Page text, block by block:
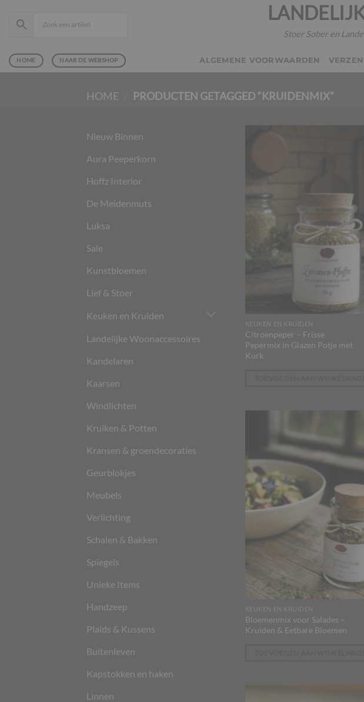
naar
Stoer Sober en
HOME NAAR DE WEBSHOP ALGEMENE VOORWAARDEN
HOME PRODUCTEN GETAGGED “KRUIDENMIX”
Nieuw Binnen
Aura Peeperkorn
Hoffz Interior
De Meidenmuts
Luksa
Sale
Kunstbloemen
Lief & Stoer
Keuken en Kruiden
Landelijke Woonaccessoires
Kandelaren
Kaarsen
Windlichten
Kruiken & Potten
Kransen & groendecoraties
Geurblokjes
Meubels
Verlichting
Schalen & Bakken
Spiegels
Unieke Items
Handzeep
Plaids & Kussens
Buitenleven
Kapstokken en haken
Linnen
KEUKEN EN KRUIDEN
Citroenpeper – Frisse
Pepermix in Glazen Potje met
Kurk
KEUKEN EN KRUIDEN
Bloemenmix voor Salades –
Kruiden & Eetbare Bloemen